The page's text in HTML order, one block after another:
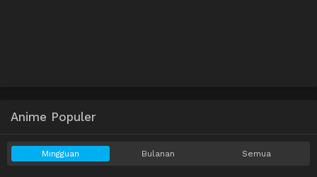
Anime Populer
Mingguan Bulanan Semua